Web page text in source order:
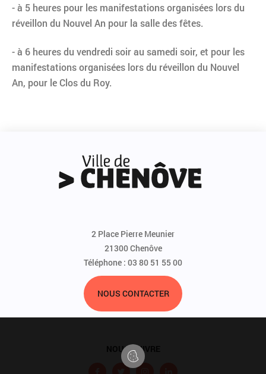
- à 5 heures pour les manifestations organisées lors du
réveillon du Nouvel An pour la salle des fêtes.
- à 6 heures du vendredi soir au samedi soir, et pour les
manifestations organisées lors du réveillon du Nouvel
An, pour le Clos du Roy.
2 Place Pierre Meunier
21300 Chenôve
Téléphone : 03 80 51 55 00
NOUS CONTACTER
NOUS SUIVRE